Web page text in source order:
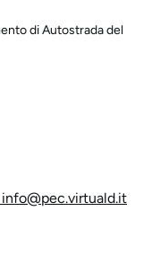
di Autostrada del